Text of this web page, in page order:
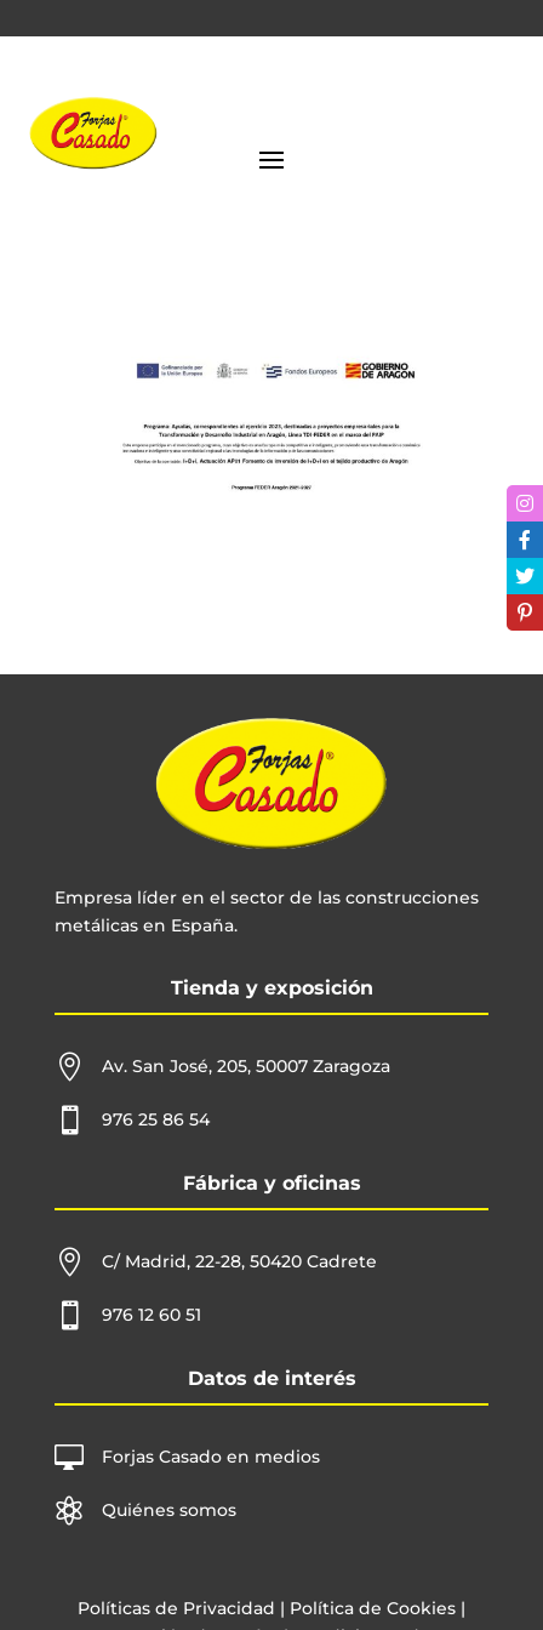
Empresa líder en el sector de las construcciones
metálicas en España.
Tienda y exposición
 Av. San José, 205, 50007 Zaragoza
 976 25 86 54
Fábrica y oficinas
 C/ Madrid, 22-28, 50420 Cadrete
 976 12 60 51
Datos de interés
 Forjas Casado en medios
 Quiénes somos
Políticas de Privacidad | Política de Cookies|